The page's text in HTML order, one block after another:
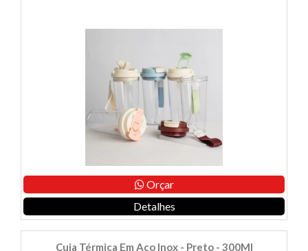
Orçar
Detalhes
Cuia Térmica Em Aço Inox - Preto - 300Ml